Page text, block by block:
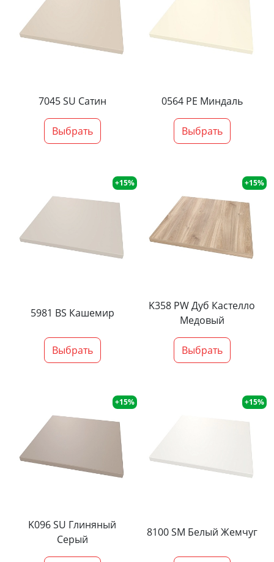
7045 SU Сатин
Выбрать
0564 PE Миндаль
Выбрать
+15%
5981 BS Кашемир
Выбрать
+15%
K358 PW Дуб Кастелло
Медовый
Выбрать
+15%
K096 SU Глиняный
Серый
+15%
8100 SM Белый Жемчуг